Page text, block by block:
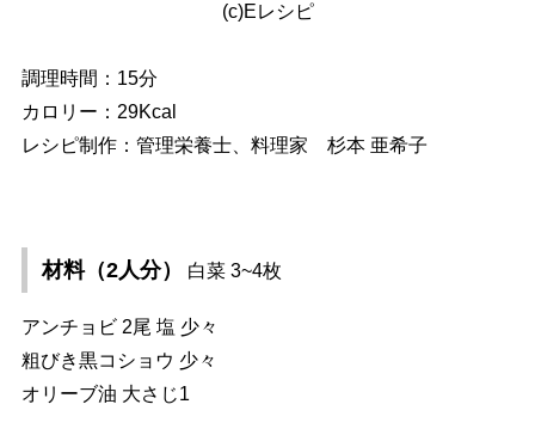
(c)Eレシピ
調理時間：15分
カロリー：29Kcal
レシピ制作：管理栄養士、料理家 杉本 亜希子
材料（2人分） 白菜 3~4枚
アンチョビ 2尾 塩 少々
粗びき黒コショウ 少々
オリーブ油 大さじ1